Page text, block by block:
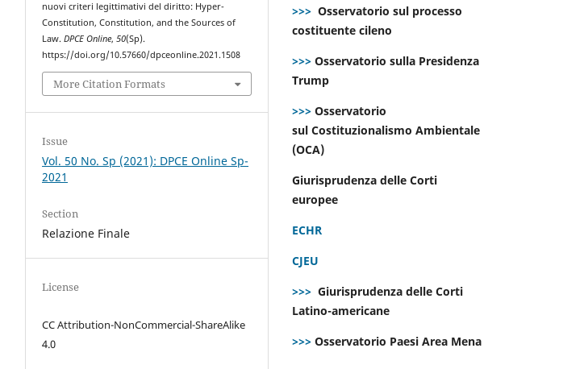
nuovi criteri legittimativi del diritto: Hyper-
Constitution, Constitution, and the Sources of
Law.DPCE Online,50(Sp).
https://doi.org/10.57660/dpceonline.2021.1508
More Citation Formats
Issue
Vol. 50 No. Sp (2021): DPCE Online Sp-
2021
Section
Relazione Finale
License
CC Attribution-NonCommercial-ShareAlike
4.0
>>> Osservatorio sul processo
costituente cileno
>>> Osservatorio sulla Presidenza
Trump
>>> Osservatorio
sul Costituzionalismo Ambientale
(OCA)
Giurisprudenza delle Corti
europee
ECHR
CJEU
>>> Giurisprudenza delle Corti
Latino-americane
>>> Osservatorio Paesi Area Mena